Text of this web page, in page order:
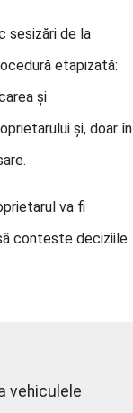
sesizări de la
etapizată:
și
și, doar în
va fi
conteste deciziile
vehiculele